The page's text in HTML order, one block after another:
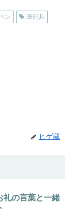
ン 筆記具
ヒゲ蔵
礼の言葉と一緒